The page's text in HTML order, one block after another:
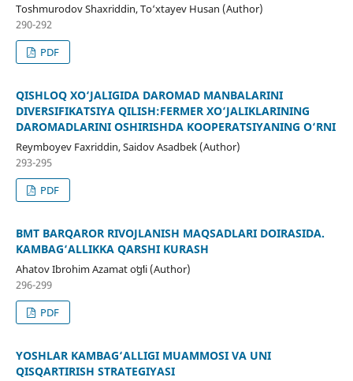
Toshmurodov Shaxriddin, To‘xtayev Husan (Author)
290-292
PDF
QISHLOQ XO‘JALIGIDA DAROMAD MANBALARINI
DIVERSIFIKATSIYA QILISH:FERMER XO‘JALIKLARINING
DAROMADLARINI OSHIRISHDA KOOPERATSIYANING O‘RNI
Reymboyev Faxriddin, Saidov Asadbek (Author)
293-295
PDF
BMT BARQAROR RIVOJLANISH MAQSADLARI DOIRASIDA.
KAMBAG‘ALLIKKA QARSHI KURASH
Ahatov Ibrohim Azamat oʻgʻli (Author)
296-299
PDF
YOSHLAR KAMBAG‘ALLIGI MUAMMOSI VA UNI
QISQARTIRISH STRATEGIYASI